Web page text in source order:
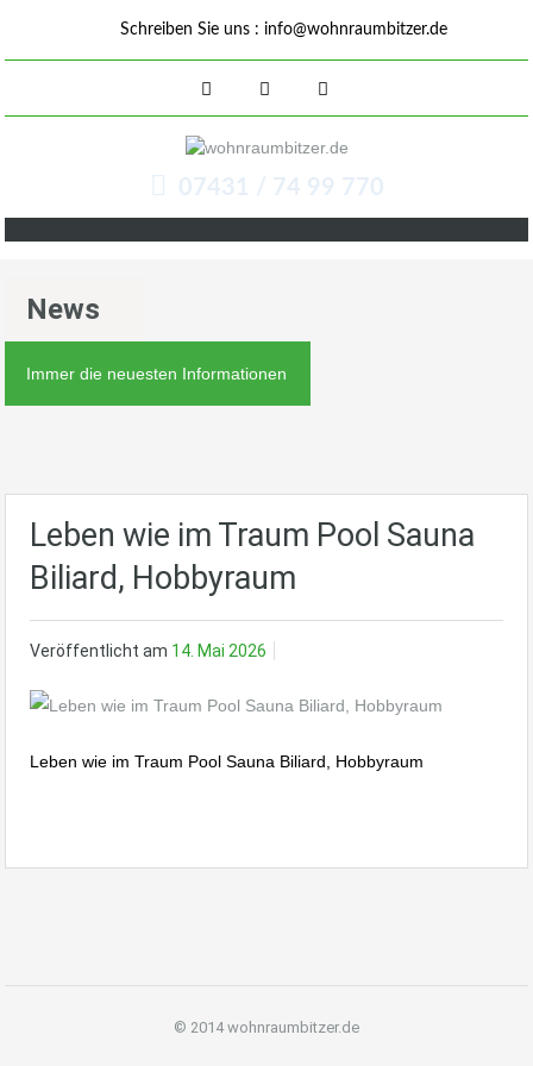
Schreiben Sie uns : info@wohnraumbitzer.de
07431 / 74 99 770
News
Immer die neuesten Informationen
Leben wie im Traum Pool Sauna
Biliard, Hobbyraum
Veröffentlicht am 14. Mai 2026
Leben wie im Traum Pool Sauna Biliard, Hobbyraum
© 2014 wohnraumbitzer.de